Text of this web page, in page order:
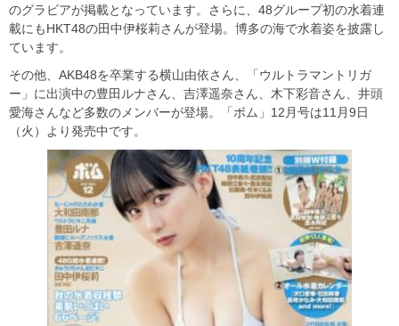
のグラビアが掲載となっています。さらに、48グループ初の水着連
載にもHKT48の田中伊桜莉さんが登場。博多の海で水着姿を披露し
ています。
その他、AKB48を卒業する横山由依さん、「ウルトラマントリガ
ー」に出演中の豊田ルナさん、吉澤遥奈さん、木下彩音さん、井頭
愛海さんなど多数のメンバーが登場。「ボム」12月号は11月9日
（火）より発売中です。